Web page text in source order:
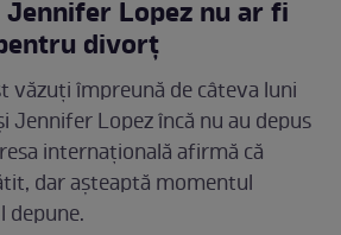
Lopez nu ar fi
divorț
văzuți împreună de câteva luni
Jennifer Lopez încă nu au depus
internațională afirmă că
dar așteaptă momentul